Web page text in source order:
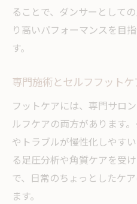
ることで、ダンサーとして
り高いパフォーマンスを目
す。
専門施術とセルフフット
フットケアには、専門サロ
ルフケアの両方があります
やトラブルが慢性化しやす
る足圧分析や角質ケアを受
で、日常のちょっとしたケ
ます。